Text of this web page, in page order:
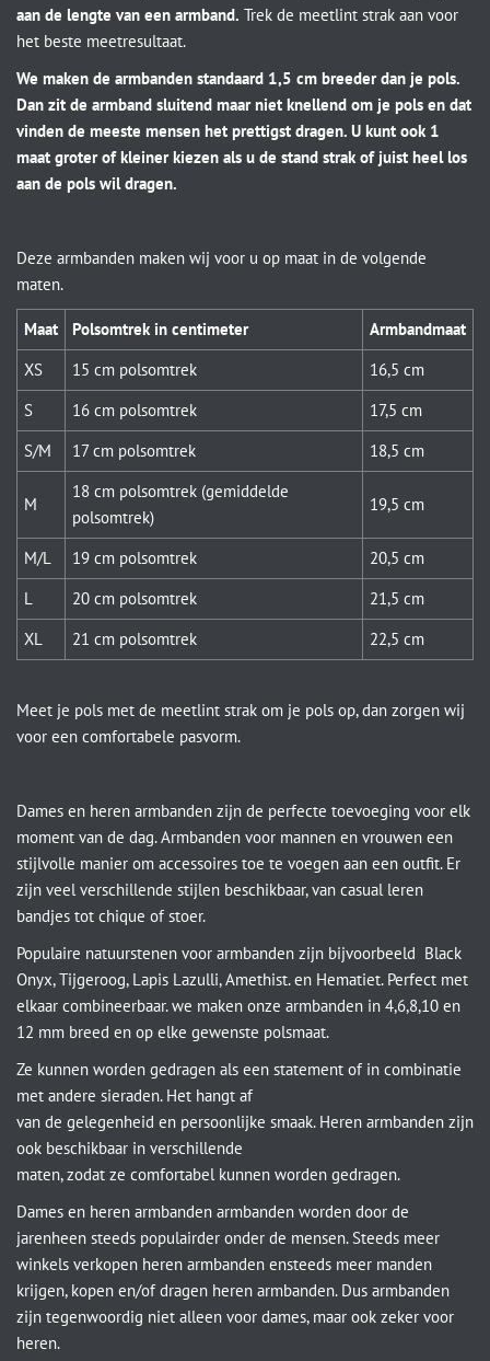
aan de lengte van een armband. Trek de meetlint strak aan voor
het beste meetresultaat.
We maken de armbanden standaard 1,5 cm breeder dan je pols.
Dan zit de armband sluitend maar niet knellend om je pols en dat
vinden de meeste mensen het prettigst dragen. U kunt ook 1
maat groter of kleiner kiezen als u de stand strak of juist heel los
aan de pols wil dragen.
Deze armbanden maken wij voor u op maat in de volgende
maten.
Maat Polsomtrek in centimeter
Armbandmaat
XS
15 cm polsomtrek
16,5 cm
S
16 cm polsomtrek
17,5 cm
S/M
17 cm polsomtrek 18,5 cm
M
18 cm polsomtrek (gemiddelde
polsomtrek)
19,5 cm
M/L 19 cm polsomtrek
20,5 cm
L
20 cm polsomtrek
21,5 cm
XL
21 cm polsomtrek 22,5 cm
Meet je pols met de meetlint strak om je pols op, dan zorgen wij
voor een comfortabele pasvorm.
Dames en heren armbanden zijn de perfecte toevoeging voor elk
moment van de dag. Armbanden voor mannen en vrouwen een
stijlvolle manier om accessoires toe te voegen aan een outfit. Er
zijn veel verschillende stijlen beschikbaar, van casual leren
bandjes tot chique of stoer.
Populaire natuurstenen voor armbanden zijn bijvoorbeeld Black
Onyx, Tijgeroog, Lapis Lazulli, Amethist. en Hematiet. Perfect met
elkaar combineerbaar. we maken onze armbanden in 4,6,8,10 en
12 mm breed en op elke gewenste polsmaat.
Ze kunnen worden gedragen als een statement of in combinatie
met andere sieraden. Het hangt af
van de gelegenheid en persoonlijke smaak. Heren armbanden zijn
ook beschikbaar in verschillende
maten, zodat ze comfortabel kunnen worden gedragen.
Dames en heren armbanden armbanden worden door de
jarenheen steeds populairder onder de mensen. Steeds meer
winkels verkopen heren armbanden ensteeds meer manden
krijgen, kopen en/of dragen heren armbanden. Dus armbanden
zijn tegenwoordig niet alleen voor dames, maar ook zeker voor
heren.